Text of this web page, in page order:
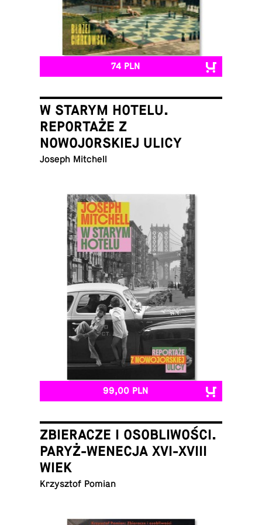
74 PLN
W STARYM HOTELU.
REPORTAŻE Z
NOWOJORSKIEJ ULICY
Joseph Mitchell
99,00 PLN
ZBIERACZE I OSOBLIWOŚCI.
PARYŻ-WENECJA XVI-XVIII
WIEK
Krzysz­tof Pomian